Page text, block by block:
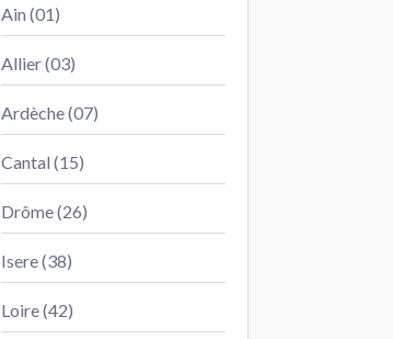
Ain (01)
Allier (03)
Ardèche (07)
Cantal (15)
Drôme (26)
Isere (38)
Loire (42)